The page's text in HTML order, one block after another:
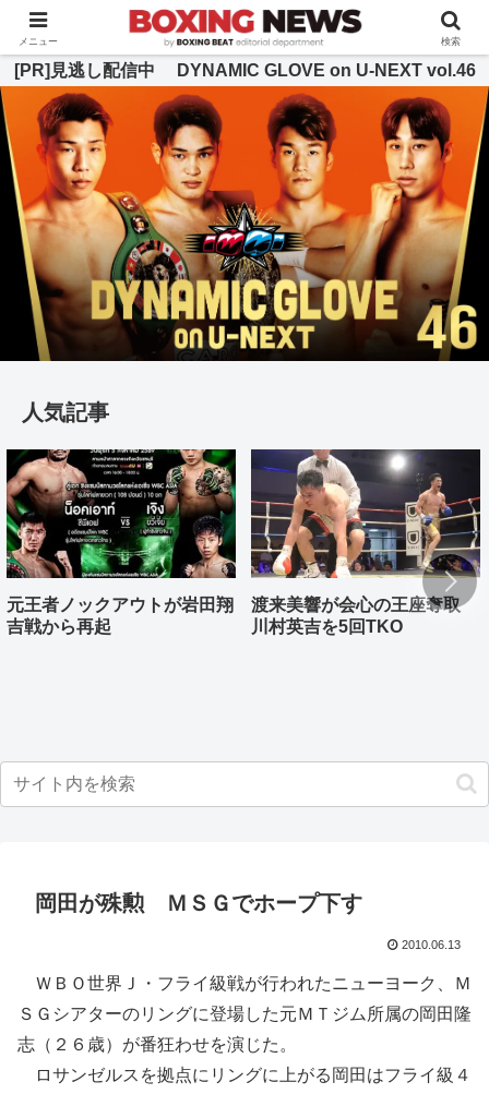
BOXING BEAT [ボクシング・ビート] 公式サイト
[PR]見逃し配信中 DYNAMIC GLOVE on U-NEXT vol.46
人気記事
元王者ノックアウトが岩田翔
吉戦から再起
渡来美響が会心の王座奪取
川村英吉を5回TKO
岡田が殊勲 ＭＳＧでホープ下す
2010.06.13
ＷＢＯ世界Ｊ・フライ級戦が行われたニューヨーク、Ｍ
ＳＧシアターのリングに登場した元ＭＴジム所属の岡田隆
志（２６歳）が番狂わせを演じた。
ロサンゼルスを拠点にリングに上がる岡田はフライ級４
メニュー 検索